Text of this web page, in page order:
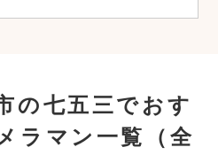
の七五三でおす
ラマン一覧
（全